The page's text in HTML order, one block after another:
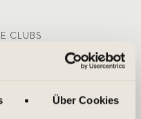
Über Cookies
CLUBS
Place Clubs